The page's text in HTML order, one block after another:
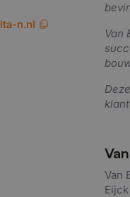
n.nl
Van
Van